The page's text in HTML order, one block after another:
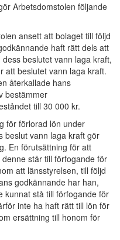
Arbetsdomstolen följande
ansett att bolaget till följd
haft rätt dels att
beslutet vann laga kraft,
att beslutet vann laga kraft.
återkallade hans
bestämmer
till 30 000 kr.
för förlorad lön under
beslut vann laga kraft gör
En förutsättning för att
står till förfogande för
att länsstyrelsen, till följd
godkännande har han,
kunnat stå till förfogande för
inte ha haft rätt till lön för
ersättning till honom för